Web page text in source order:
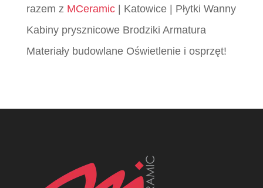
razem z MCeramic| Katowice | Płytki Wanny
Kabiny prysznicowe Brodziki Armatura
Materiały budowlane Oświetlenie i osprzęt!